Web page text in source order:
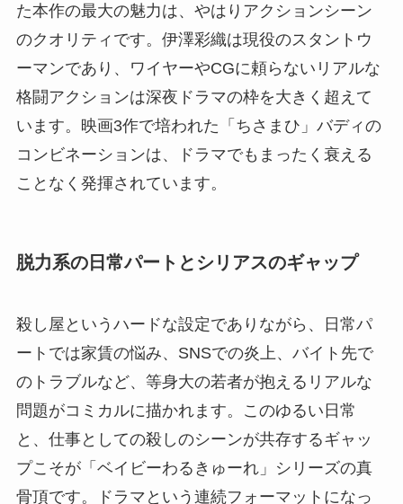
た本作の最大の魅力は、やはりアクションシーン
のクオリティです。伊澤彩織は現役のスタントウ
ーマンであり、ワイヤーやCGに頼らないリアルな
格闘アクションは深夜ドラマの枠を大きく超えて
います。映画3作で培われた「ちさまひ」バディの
コンビネーションは、ドラマでもまったく衰える
ことなく発揮されています。
脱力系の日常パートとシリアスのギャップ
殺し屋というハードな設定でありながら、日常パ
ートでは家賃の悩み、SNSでの炎上、バイト先で
のトラブルなど、等身大の若者が抱えるリアルな
問題がコミカルに描かれます。このゆるい日常
と、仕事としての殺しのシーンが共存するギャッ
プこそが「ベイビーわるきゅーれ」シリーズの真
骨頂です。ドラマという連続フォーマットになっ